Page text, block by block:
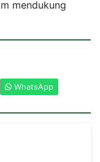
mendukung
WhatsApp